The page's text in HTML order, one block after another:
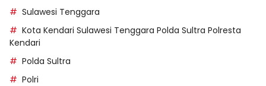
Sulawesi Tenggara
Kota Kendari Sulawesi Tenggara Polda Sultra Polresta
Kendari
Polda Sultra
Polri